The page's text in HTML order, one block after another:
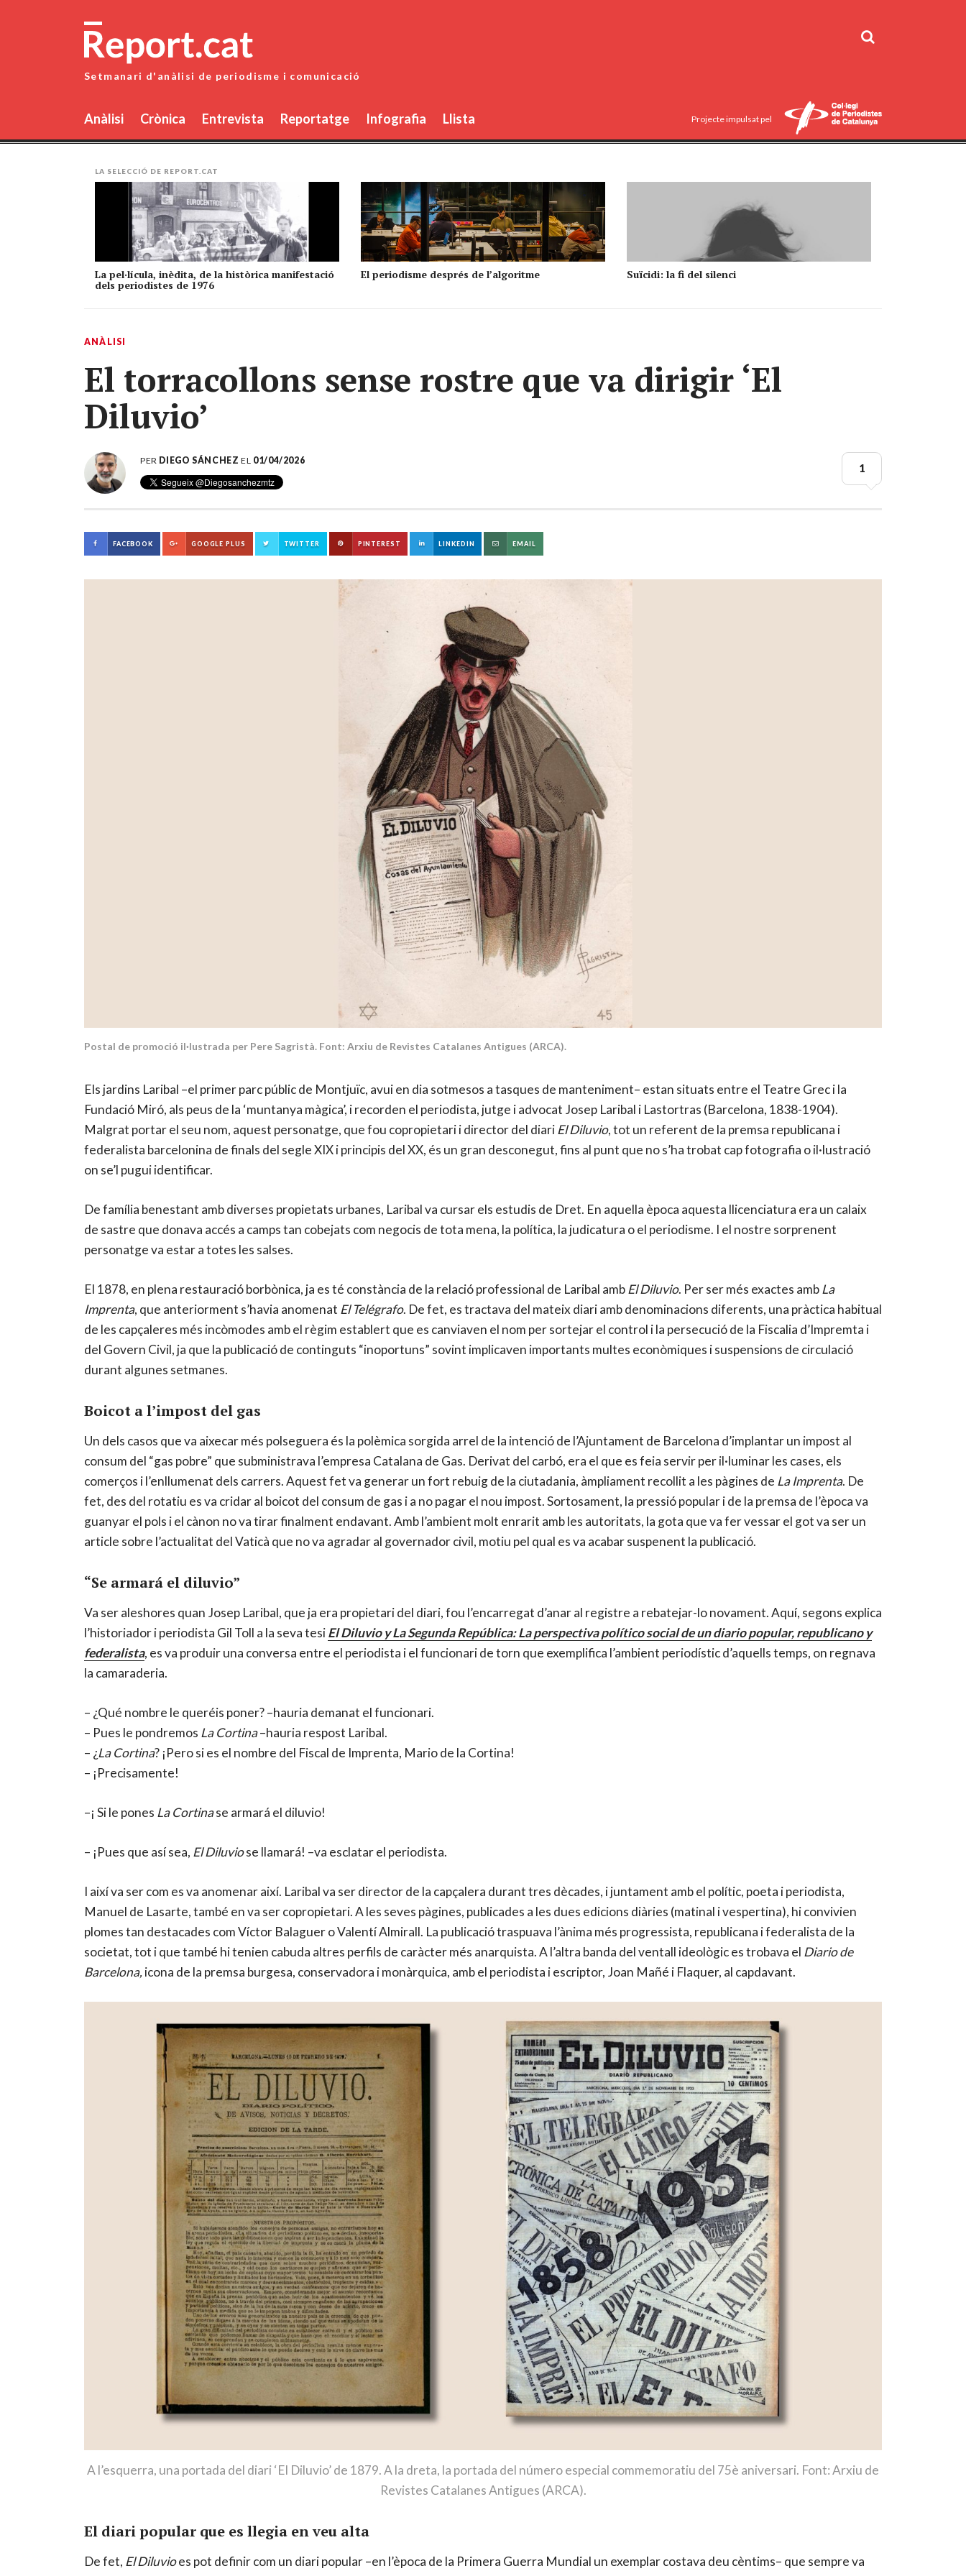
Setmanari d'anàlisi de periodisme i comunicació
Anàlisi Crònica Entrevista Reportatge Infografia Llista Projecte impulsat pel
LA SELECCIÓ DE REPORT.CAT
La pel·lícula, inèdita, de la històrica manifestació
dels periodistes de 1976
El periodisme després de l’algoritme Suïcidi: la fi del silenci
ANÀLISI
El torracollons sense rostre que va dirigir ‘El
Diluvio’
PER DIEGO SÁNCHEZ EL 01/04/2026
1
FACEBOOK GOOGLE PLUS TWITTER PINTEREST LINKEDIN EMAIL
Postal de promoció il·lustrada per Pere Sagristà. Font: Arxiu de Revistes Catalanes Antigues (ARCA).
Els jardins Laribal –el primer parc públic de Montjuïc, avui en dia sotmesos a tasques de manteniment– estan situats entre el Teatre Grec i la
Fundació Miró, als peus de la ‘muntanya màgica’, i recorden el periodista, jutge i advocat Josep Laribal i Lastortras (Barcelona, 1838-1904).
Malgrat portar el seu nom, aquest personatge, que fou copropietari i director del diariEl Diluvio, tot un referent de la premsa republicana i
federalista barcelonina de finals del segle XIX i principis del XX, és un gran desconegut, fins al punt que no s’ha trobat cap fotografia o il·lustració
on se’l pugui identificar.
De família benestant amb diverses propietats urbanes, Laribal va cursar els estudis de Dret. En aquella època aquesta llicenciatura era un calaix
de sastre que donava accés a camps tan cobejats com negocis de tota mena, la política, la judicatura o el periodisme. I el nostre sorprenent
personatge va estar a totes les salses.
El 1878, en plena restauració borbònica, ja es té constància de la relació professional de Laribal ambEl Diluvio. Per ser més exactes ambLa
Imprenta, que anteriorment s’havia anomenat El Telégrafo. De fet, es tractava del mateix diari amb denominacions diferents, una pràctica habitual
de les capçaleres més incòmodes amb el règim establert que es canviaven el nom per sortejar el control i la persecució de la Fiscalia d’Impremta i
del Govern Civil, ja que la publicació de continguts “inoportuns” sovint implicaven importants multes econòmiques i suspensions de circulació
durant algunes setmanes.
Boicot a l’impost del gas
Un dels casos que va aixecar més polseguera és la polèmica sorgida arrel de la intenció de l’Ajuntament de Barcelona d’implantar un impost al
consum del “gas pobre” que subministrava l’empresa Catalana de Gas. Derivat del carbó, era el que es feia servir per il·luminar les cases, els
comerços i l’enllumenat dels carrers. Aquest fet va generar un fort rebuig de la ciutadania, àmpliament recollit a les pàgines de La Imprenta. De
fet, des del rotatiu es va cridar al boicot del consum de gas i a no pagar el nou impost. Sortosament, la pressió popular i de la premsa de l’època va
guanyar el pols i el cànon no va tirar finalment endavant. Amb l’ambient molt enrarit amb les autoritats, la gota que va fer vessar el got va ser un
article sobre l’actualitat del Vaticà que no va agradar al governador civil, motiu pel qual es va acabar suspenent la publicació.
“Se armará el diluvio”
Va ser aleshores quan Josep Laribal, que ja era propietari del diari, fou l’encarregat d’anar al registre a rebatejar-lo novament. Aquí, segons explica
l’historiador i periodista Gil Toll a la seva tesiEl Diluvio y La Segunda República: La perspectiva político social de un diario popular, republicano y
federalista, es va produir una conversa entre el periodista i el funcionari de torn que exemplifica l’ambient periodístic d’aquells temps, on regnava
la camaraderia.
– ¿Qué nombre le queréis poner? –hauria demanat el funcionari.
– Pues le pondremos La Cortina–hauria respost Laribal.
– ¿La Cortina? ¡Pero si es el nombre del Fiscal de Imprenta, Mario de la Cortina!
– ¡Precisamente!
–¡ Si le pones La Cortinase armará el diluvio!
– ¡Pues que así sea, El Diluviose llamará! –va esclatar el periodista.
I així va ser com es va anomenar així. Laribal va ser director de la capçalera durant tres dècades, i juntament amb el polític, poeta i periodista,
Manuel de Lasarte, també en va ser copropietari. A les seves pàgines, publicades a les dues edicions diàries (matinal i vespertina), hi convivien
plomes tan destacades com Víctor Balaguer o Valentí Almirall. La publicació traspuava l’ànima més progressista, republicana i federalista de la
societat, tot i que també hi tenien cabuda altres perfils de caràcter més anarquista. A l’altra banda del ventall ideològic es trobava el Diario de
Barcelona, icona de la premsa burgesa, conservadora i monàrquica, amb el periodista i escriptor, Joan Mañé i Flaquer, al capdavant.
A l’esquerra, una portada del diari ‘El Diluvio’ de 1879. A la dreta, la portada del número especial commemoratiu del 75è aniversari. Font: Arxiu de
Revistes Catalanes Antigues (ARCA).
El diari popular que es llegia en veu alta
De fet, El Diluvioes pot definir com un diari popular –en l’època de la Primera Guerra Mundial un exemplar costava deu cèntims– que sempre va